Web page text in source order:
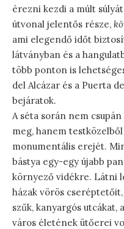
érezni kezdi a múlt
útvonal jelentős része,
ami elegendő időt
látványban és a
több ponton is
del Alcázar és a Puerta
bejáratok.
A séta során nem
meg, hanem
monumentális erejét.
bástya egy-egy újabb
környező vidékre. Látni
házak vörös
szűk, kanyargós utcákat,
város életének ütőerei